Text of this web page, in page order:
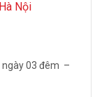
Nội
ngày 03 đêm –